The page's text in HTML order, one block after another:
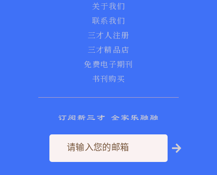
关于我们
联系我们
三才人注册
三才精品店
免费电子期刊
书刊购买
订阅新三才 全家乐融融